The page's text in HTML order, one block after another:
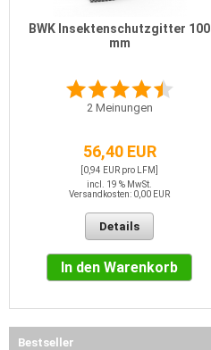
BWK Insektenschutzgitter 100
mm
2 Meinungen
56,40 EUR
[0,94 EUR pro LFM]
incl. 19 % MwSt.
Versandkosten: 0,00 EUR
Details
In den Warenkorb
Bestseller